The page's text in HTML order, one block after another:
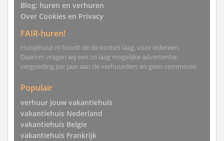
Blog: huren en verhuren
Over Cookies en Privacy
FAIR-huren!
Huisjehuur.nl houdt de de kosten laag, voor iedereen.
Daarom vragen wij een zo laag mogelijke advertentie-
vergoeding per jaar aan de verhuurders en geen commissie.
Populair
verhuur jouw vakantiehuis
vakantiehuis Nederland
vakantiehuis Belgie
vakantiehuis Frankrijk